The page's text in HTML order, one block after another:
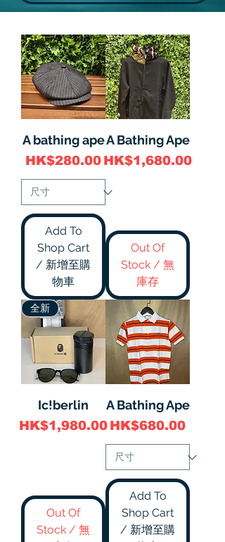
A bathing ape
價格
HK$280.00
Add To
Shop Cart
/ 新增至購
物車
A Bathing Ape
價格
HK$1,680.00
Out Of
Stock / 無
庫存
全新
Ic!berlin
價格
HK$1,980.00
Out Of
Stock / 無
A Bathing Ape
價格
HK$680.00
Add To
Shop Cart
/ 新增至購